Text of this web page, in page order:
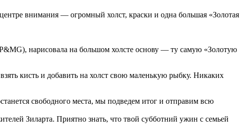
внимания — огромный холст, краски и одна большая «Золотая
нарисовала на большом холсте основу — ту самую «Золотую
кисть и добавить на холст свою маленькую рыбку. Никаких
свободного места, мы подведем итог и отправим всю
Зиларта. Приятно знать, что твой субботний ужин с семьей